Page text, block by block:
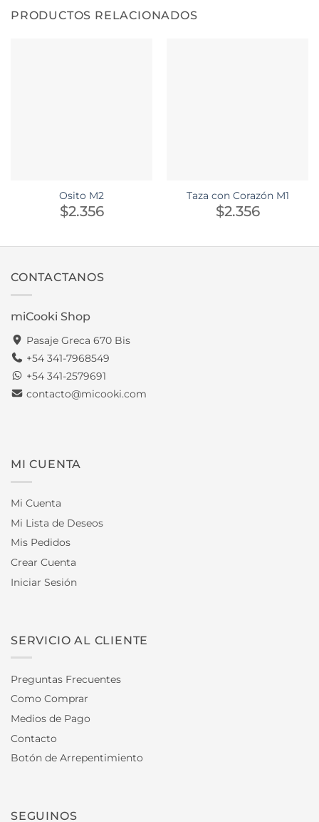
PRODUCTOS RELACIONADOS
Osito M2
$2.356
Taza con Corazón M1
$2.356
CONTACTANOS
miCooki Shop
Pasaje Greca 670 Bis
+54 341-7968549
+54 341-2579691
contacto@micooki.com
MI CUENTA
Mi Cuenta
Mi Lista de Deseos
Mis Pedidos
Crear Cuenta
Iniciar Sesión
SERVICIO AL CLIENTE
Preguntas Frecuentes
Como Comprar
Medios de Pago
Contacto
Botón de Arrepentimiento
SEGUINOS